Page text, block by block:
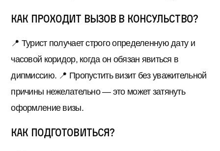
Как проходит вызов в консульство?
📍 Турист получает строго определенную дату и
часовой коридор, когда он обязан явиться в
дипмиссию. 📍 Пропустить визит без уважительной
причины нежелательно — это может затянуть
оформление визы.
Как подготовиться?